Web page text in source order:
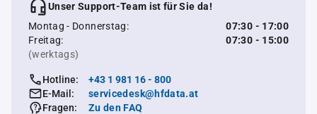
Unser Support-Team ist für Sie da!
Montag - Donnerstag:
07:30 - 17:00
Freitag:
07:30 - 15:00
(werktags)
Hotline:
+43 1 981 16 - 800
E-Mail:
servicedesk@hfdata.at
Fragen:
Zu den FAQ